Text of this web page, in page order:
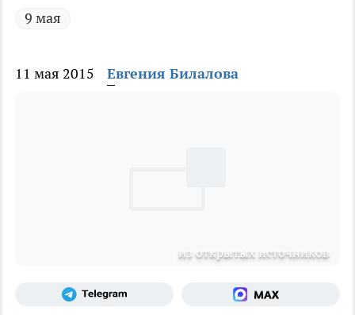
9 мая
11 мая 2015 Евгения Билалова
из открытых источников